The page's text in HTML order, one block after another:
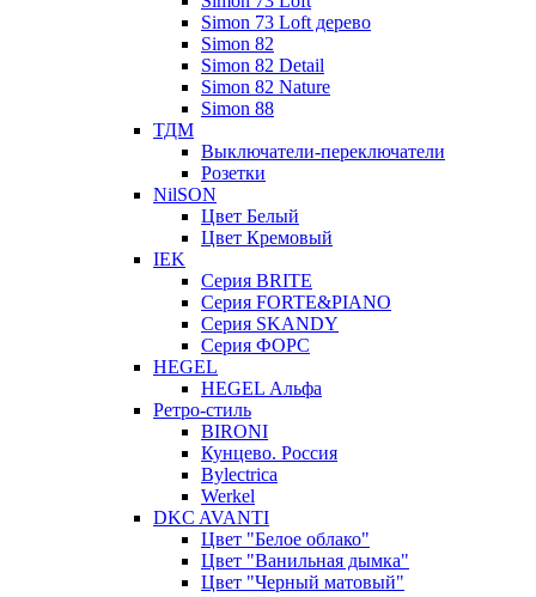
Simon 73 Loft дерево
Simon 82
Simon 82 Detail
Simon 82 Nature
Simon 88
ТДМ
Выключатели-переключатели
Розетки
NilSON
Цвет Белый
Цвет Кремовый
IEK
Серия BRITE
Серия FORTE&PIANO
Серия SKANDY
Серия ФОРС
HEGEL
HEGEL Альфа
Ретро-стиль
BIRONI
Кунцево. Россия
Bylectrica
Werkel
DKC AVANTI
Цвет "Белое облако"
Цвет "Ванильная дымка"
Цвет "Черный матовый"